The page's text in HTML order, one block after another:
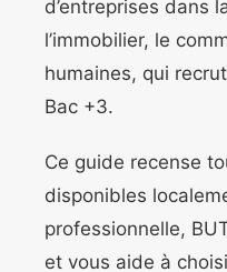
d’entreprises dans
l’immobilier, le
humaines, qui
Bac +3.
Ce guide recense
disponibles
professionnelle,
et vous aide à